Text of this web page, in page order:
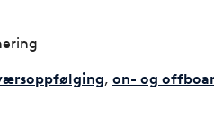
, on- og